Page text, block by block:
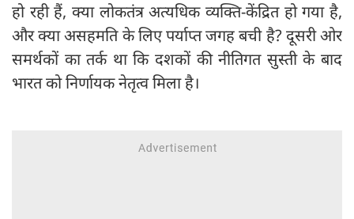
हो रही हैं, क्या लोकतंत्र अत्यधिक व्यक्ति-केंद्रित हो गया है,
और क्या असहमति के लिए पर्याप्त जगह बची है? दूसरी ओर
समर्थकों का तर्क था कि दशकों की नीतिगत सुस्ती के बाद
भारत को निर्णायक नेतृत्व मिला है।